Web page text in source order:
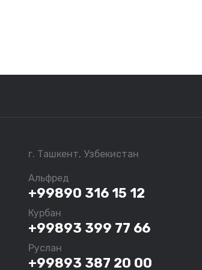
г. Ташкент, Узбекистан
Альфред
+99890 316 15 12
Курбан
+99893 399 77 66
Руслан
+99893 387 20 00